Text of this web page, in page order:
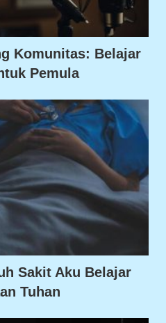
Komunitas: Belajar
Pemula
Sakit Aku Belajar
Tuhan